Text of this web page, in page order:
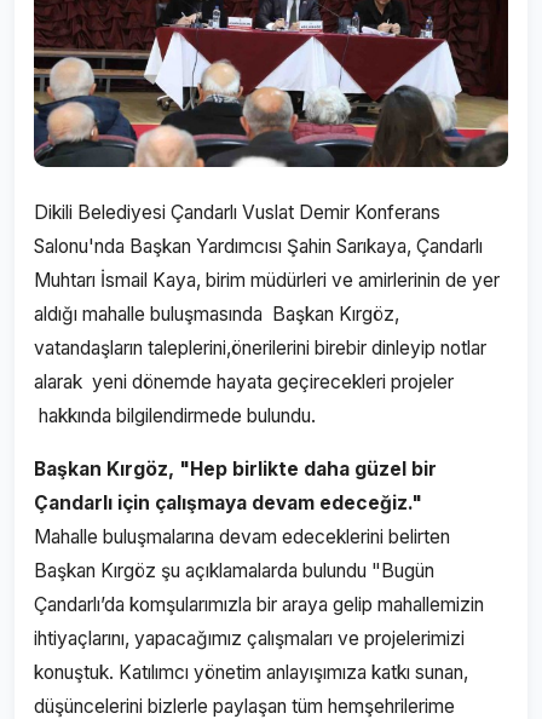
Dikili Belediyesi Çandarlı Vuslat Demir Konferans
Salonu'nda Başkan Yardımcısı Şahin Sarıkaya, Çandarlı
Muhtarı İsmail Kaya, birim müdürleri ve amirlerinin de yer
aldığı mahalle buluşmasında Başkan Kırgöz,
vatandaşların taleplerini,önerilerini birebir dinleyip notlar
alarak yeni dönemde hayata geçirecekleri projeler
hakkında bilgilendirmede bulundu.
Başkan Kırgöz, "Hep birlikte daha güzel bir
Çandarlı için çalışmaya devam edeceğiz."
Mahalle buluşmalarına devam edeceklerini belirten
Başkan Kırgöz şu açıklamalarda bulundu "Bugün
Çandarlı’da komşularımızla bir araya gelip mahallemizin
ihtiyaçlarını, yapacağımız çalışmaları ve projelerimizi
konuştuk. Katılımcı yönetim anlayışımıza katkı sunan,
düşüncelerini bizlerle paylaşan tüm hemşehrilerime